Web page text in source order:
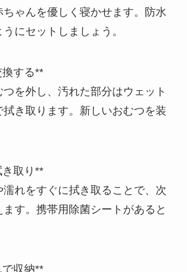
ちゃんを優しく寝かせます。防水
にセットしましょう。
する**
を外し、汚れた部分はウェット
拭き取ります。新しいおむつを装
取り**
れをすぐに拭き取ることで、次
ます。携帯用除菌シートがあると
収納**